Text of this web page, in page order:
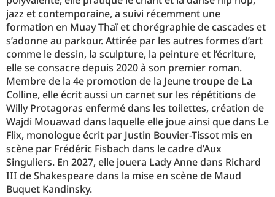
jazz et contemporaine, a suivi récemment une
formation en Muay Thaï et chorégraphie de cascades et
s’adonne au parkour. Attirée par les autres formes d’art
comme le dessin, la sculpture, la peinture et l’écriture,
elle se consacre depuis 2020 à son premier roman.
Membre de la 4e promotion de la Jeune troupe de La
Colline, elle écrit aussi un carnet sur les répétitions de
Willy Protagoras enfermé dans les toilettes, création de
Wajdi Mouawad dans laquelle elle joue ainsi que dans Le
Flix, monologue écrit par Justin Bouvier-Tissot mis en
scène par Frédéric Fisbach dans le cadre d’Aux
Singuliers. En 2027, elle jouera Lady Anne dans Richard
III de Shakespeare dans la mise en scène de Maud
Buquet Kandinsky.